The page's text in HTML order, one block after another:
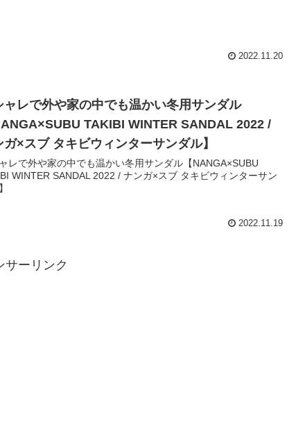
2022.11.20
ャレで外や家の中でも温かい冬用サンダル
TAKIBI WINTER SANDAL 2022 /
ガ×スブ タキビウィンターサンダル】
レで外や家の中でも温かい冬用サンダル【NANGA×SUBU
WINTER SANDAL 2022 / ナンガ×スブ タキビウィンターサン
2022.11.19
サーリンク